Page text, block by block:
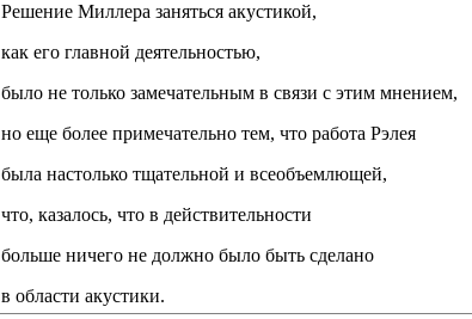
Решение Миллера заняться акустикой,
как его главной деятельностью,
было не только замечательным в связи с этим мнением,
но еще более примечательно тем, что работа Рэлея
была настолько тщательной и всеобъемлющей,
что, казалось, что в действительности
больше ничего не должно было быть сделано
в области акустики.